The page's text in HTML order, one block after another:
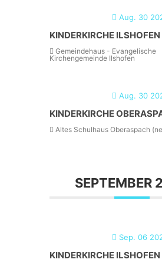
Aug. 30
KINDERKIRCHE ILSHOFEN
Gemeindehaus - Evangelische
Kirchengemeinde Ilshofen
Aug. 30
KINDERKIRCHE
Altes Schulhaus Oberaspach
SEPTEMBER
Sep. 06
KINDERKIRCHE ILSHOFEN